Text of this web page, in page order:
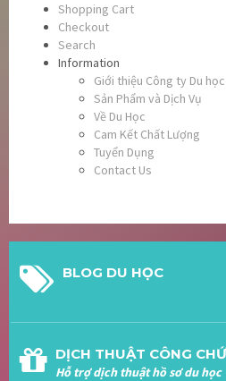
Shopping Cart
Checkout
Search
Information
Giới thiệu Công ty Du
Sản Phẩm và Dịch Vụ
Về Du Học
Cam Kết Chất Lượng
Tuyển Dụng
Contact Us
BLOG DU HỌC
DỊCH THUẬT CÔNG
Hỗ trợ dịch thuật hồ sơ du học